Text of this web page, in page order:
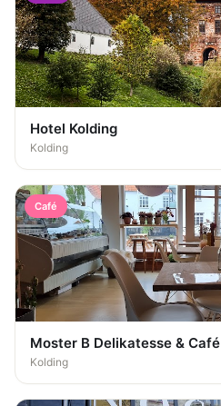
Hotel Kolding
Kolding
Café
Moster B Delikatesse & Café
Kolding